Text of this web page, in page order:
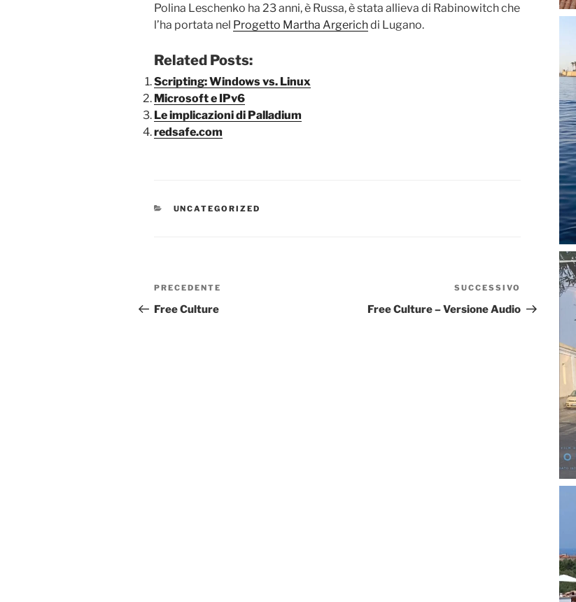
Polina Leschenko ha 23 anni, è Russa, è stata allieva di Rabinowitch che
l’ha portata nel Progetto Martha Argerichdi Lugano.
Related Posts:
Scripting: Windows vs. Linux
Microsoft e IPv6
Le implicazioni di Palladium
redsafe.com
CATEGORIE
UNCATEGORIZED
Navigazione
articoli
Articolo
precedente:
PRECEDENTE
Free Culture
Articolo
successivo
SUCCESSIVO
Free Culture – Versione Audio